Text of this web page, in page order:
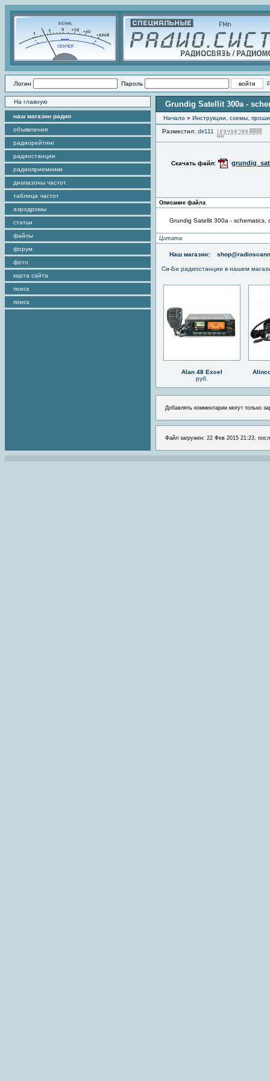
Логин Пароль
На главную
наш магазин радио
объявления
радиорейтинг
радиостанции
радиоприемники
диапазоны частот
таблица частот
аэродромы
статьи
файлы
форум
фото
карта сайта
поиск
поиск
Grundig Satellit 300a -
Начало » Инструкции, схемы,
Разместил: dir111
Скачать файл:
Описание файла
Grundig Satellit 300a - schematics,
Цитата
Наш магазин:
Си-Би радиостанции в нашем
Alan 48 Excel
руб.
Добавлять комментарии могут только
Файл загружен: 22 Фев 2015 21:23,